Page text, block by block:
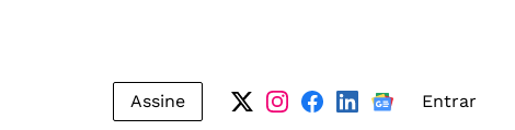
Assine Entrar